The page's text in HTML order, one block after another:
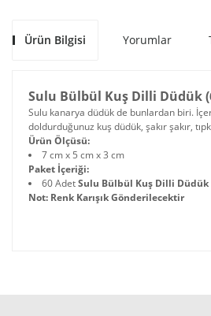
Ürün Bilgisi Yorumlar
Sulu Bülbül Kuş Dilli Düdük
Sulu kanarya düdük de bunlardan biri.
doldurduğunuz kuş düdük, şakır şakır,
Ürün Ölçüsü:
7 cm x 5 cm x 3 cm
Paket İçeriği:
60 AdetSulu Bülbül Kuş Dilli Düdük
Not: Renk Karışık Gönderilecektir